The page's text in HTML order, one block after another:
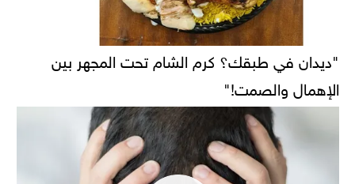
"ديدان في طبقك؟ كرم الشام تحت المجهر بين
الإهمال والصمت!"